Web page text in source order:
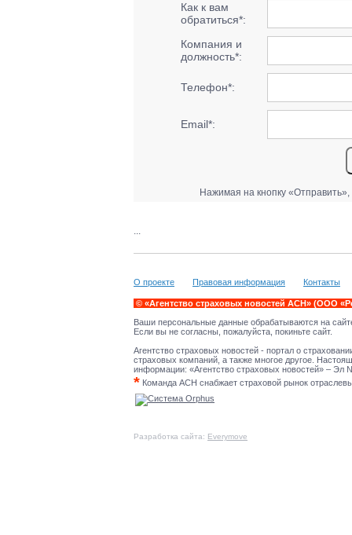
Как к вам
обратиться*:
Компания и
должность*:
Телефон*:
Email*:
Нажимая на кнопку
...
О проекте Правовая информация Контакты
© «Агентство страховых новостей АСН» (ООО
Ваши персональные данные обрабатываются на
Если вы не согласны, пожалуйста, покиньте сайт.
Агентство страховых новостей - портал о
страховых компаний, а также многое другое.
информации: «Агентство страховых новостей» –
* Команда АСН снабжает страховой рынок
Разработка сайта: Everymove